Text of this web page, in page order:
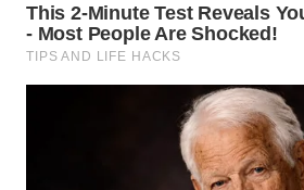
descanso.
Orgulho que impede pedir
Busca de prazer imediato
Falta de limites diante de
cobranças externas.